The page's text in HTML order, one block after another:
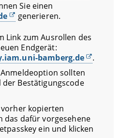
Sie einen
generieren.
Link zum Ausrollen des
Endgerät:
bamberg.de
.
sollten
Bestätigungscode
kopierten
das dafür vorgesehene
ein und klicken